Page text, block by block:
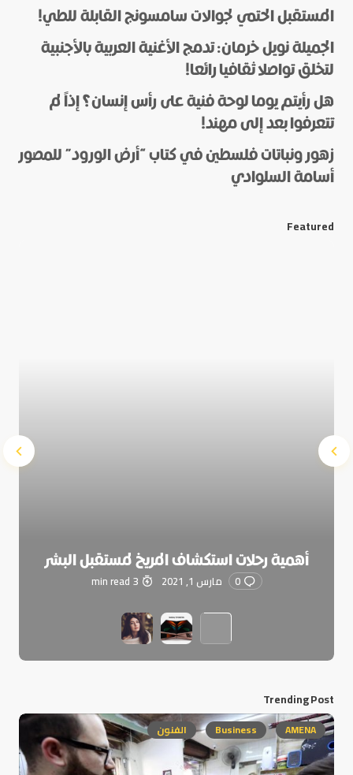
Name
*
E-mail
*
المستقبل الحتمي لجوالات سامسونج القابلة للطي!
الجميلة نويل خرمان: تدمج الأغنية العربية بالأجنبية
لتخلق تواصلا ثقافيا رائعا!
هل رأيتم يوما لوحة فنية على رأس إنسان؟ إذاً لم
تتعرفوا بعد إلى مهند!
زهور ونباتات فلسطين في كتاب “أرض الورود” للمصور
أسامة السلوادي
Featured
أهمية رحلات استكشاف المريخ لمستقبل البشر
0 مارس 1, 2021 3 min read
Trending Post
AMENA
Business الفنون